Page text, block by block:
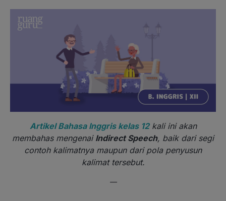
Artikel Bahasa Inggris kelas 12kali ini akan
membahas mengenai Indirect Speech, baik dari segi
contoh kalimatnya maupun dari pola penyusun
kalimat tersebut.
—